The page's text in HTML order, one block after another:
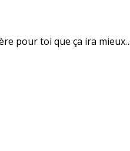
pour toi que ça ira